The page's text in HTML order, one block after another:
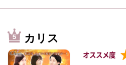
カリス
オススメ度